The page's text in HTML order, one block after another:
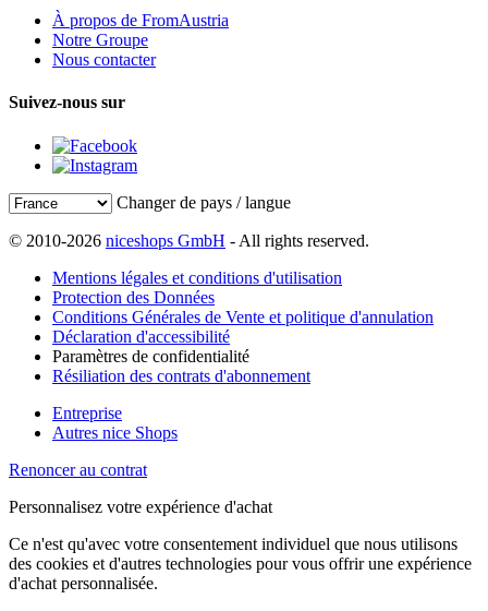
À propos de FromAustria
Notre Groupe
Nous contacter
Suivez-nous sur
Changer de pays / langue
© 2010-2026 niceshops GmbH - All rights reserved.
Mentions légales et conditions d'utilisation
Protection des Données
Conditions Générales de Vente et politique d'annulation
Déclaration d'accessibilité
Paramètres de confidentialité
Résiliation des contrats d'abonnement
Entreprise
Autres nice Shops
Renoncer au contrat
Personnalisez votre expérience d'achat
Ce n'est qu'avec votre consentement individuel que nous utilisons
des cookies et d'autres technologies pour vous offrir une expérience
d'achat personnalisée.